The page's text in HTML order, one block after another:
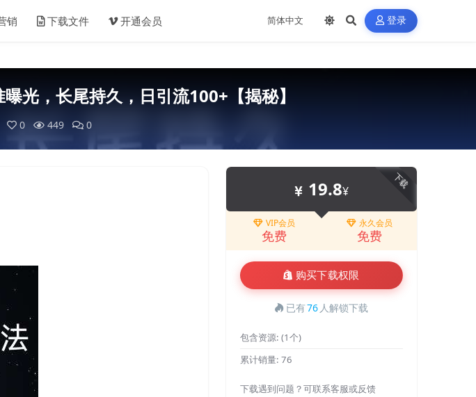
销 下载文件 开通会员 登录
光，长尾持久，日引流100+【揭秘】
0 449 0
下载
19.8¥
VIP会员
免费
永久会员
免费
购买下载权限
已有76 人解锁下载
包含资源: (1个)
累计销量: 76
下载遇到问题？可联系客服或反馈